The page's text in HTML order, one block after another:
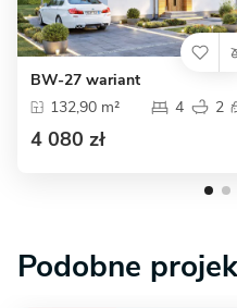
BW-27 wariant
132,90 m²
4 2
4 080 zł
Podobne